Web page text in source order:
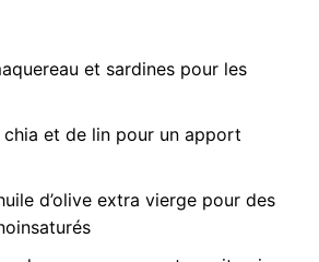
et sardines pour les
chia et de lin pour un apport
d’olive extra vierge pour des